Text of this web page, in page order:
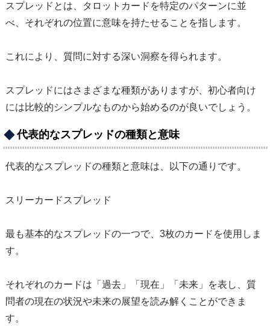
スプレッドとは、タロットカードを特定のパターンに並
べ、それぞれの位置に意味を持たせることを指します。
これにより、質問に対する深い洞察を得られます。
スプレッドにはさまざまな種類がありますが、初心者向け
には比較的シンプルなものから始めるのが良いでしょう。
代表的なスプレッドの種類と意味
代表的なスプレッドの種類と意味は、以下の通りです。
スリーカードスプレッド
最も基本的なスプレッドの一つで、3枚のカードを使用しま
す。
それぞれのカードは「過去」「現在」「未来」を表し、質
問者の現在の状況や未来の展望を読み解くことができま
す。